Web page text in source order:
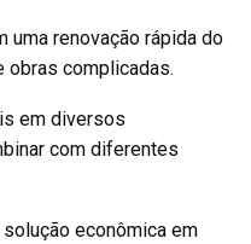
uma renovação rápida do
obras complicadas.
em diversos
com diferentes
econômica em